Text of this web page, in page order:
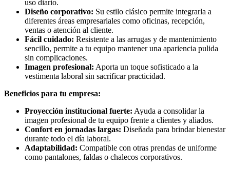
uso diario.
Diseño corporativo: Su estilo clásico permite integrarla a
diferentes áreas empresariales como oficinas, recepción,
ventas o atención al cliente.
Fácil cuidado: Resistente a las arrugas y de mantenimiento
sencillo, permite a tu equipo mantener una apariencia pulida
sin complicaciones.
Imagen profesional: Aporta un toque sofisticado a la
vestimenta laboral sin sacrificar practicidad.
Beneficios para tu empresa:
Proyección institucional fuerte: Ayuda a consolidar la
imagen profesional de tu equipo frente a clientes y aliados.
Confort en jornadas largas: Diseñada para brindar bienestar
durante todo el día laboral.
Adaptabilidad: Compatible con otras prendas de uniforme
como pantalones, faldas o chalecos corporativos.